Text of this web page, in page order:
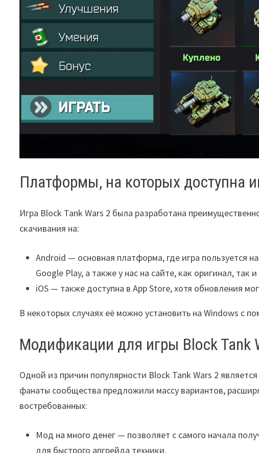
Платформы, на которых доступна
Игра Block Tank Wars 2 была разработана
скачивания на:
Android — основная платформа, где игра пользуется
Google Play, а также у нас на сайте, как оригинал,
iOS — также доступна в App Store, хотя обновления
В некоторых случаях её можно установить на Windows с
Модификации для игры Block Tank
Одной из причин популярности Block Tank Wars 2
фанаты сообщества предложили массу вариантов,
востребованных:
Мод на много денег — позволяет с самого начала
для быстрого апгрейда техники.